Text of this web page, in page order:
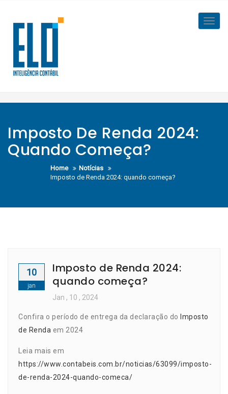
content
Imposto De Renda 2024:
Quando Começa?
Home
Notícias
Imposto de Renda 2024: quando começa?
10
jan
Imposto de Renda 2024:
quando começa?
Jan , 10 , 2024
Confira o período de entrega da declaração do Imposto
de Renda em 2024
Leia mais em
https://www.contabeis.com.br/noticias/63099/imposto-
de-renda-2024-quando-comeca/